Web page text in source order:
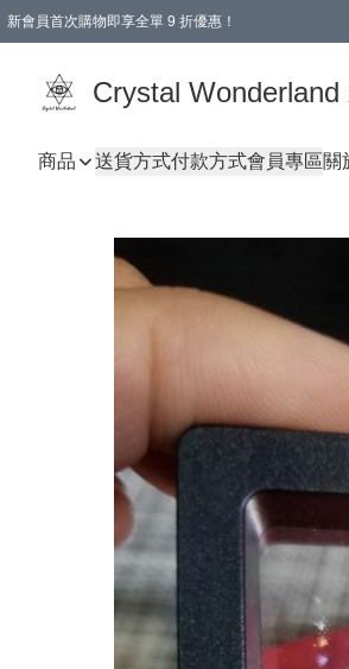
新會員首次購物即享全單 9 折優惠！
Crystal Wonderland
商品 送貨方式付款方式會員專區關